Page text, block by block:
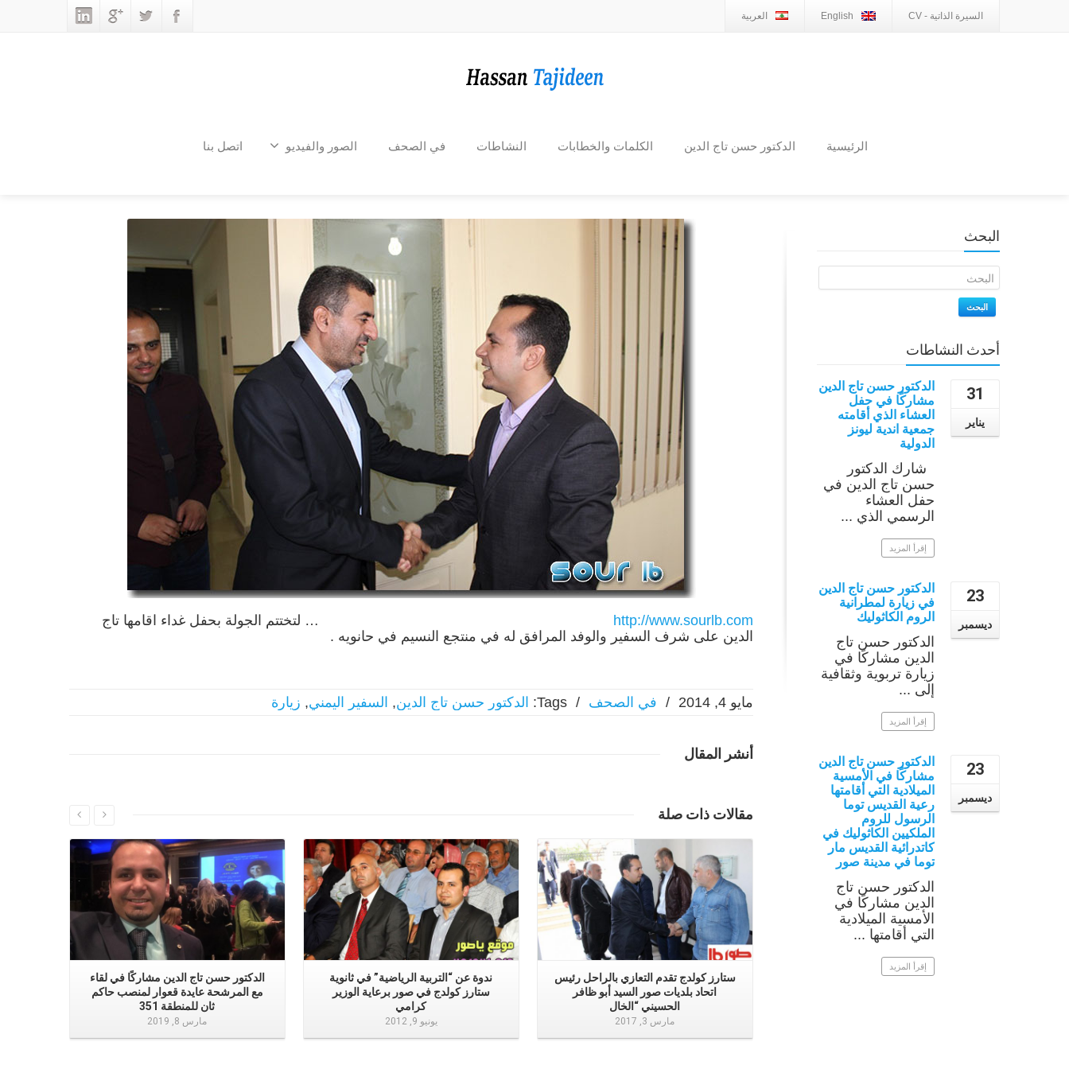
العربية English السيرة الذاتية - CV
الرئيسية الدكتور حسن تاج الدين الكلمات والخطابات النشاطات في الصحف الصور والفيديو اتصل بنا
http://www.sourlb.com … لتختتم الجولة بحفل غداء اقامها تاج
الدين على شرف السفير والوفد المرافق له في منتجع النسيم في حانويه .
مايو 4, 2014 / في الصحف /
Tags: الدكتور حسن تاج الدين, السفير اليمني, زيارة
أنشر المقال
مقالات ذات صلة
الدكتور حسن تاج الدين مشاركًا في لقاء
مع المرشحة عايدة قعوار لمنصب حاكم
ثان للمنطقة 351
مارس 8, 2019
ندوة عن “التربية الرياضية” في ثانوية
ستارز كولدج في صور برعاية الوزير
كرامي
يونيو 9, 2012
إقرأ المزيد
ستارز كولدج تقدم التعازي بالراحل رئيس
اتحاد بلديات صور السيد أبو ظافر
الحسيني “الخال
مارس 3, 2017
إقرأ المزيد
Sourlb تختتم دورتها الرياضة بمهرجان
البحث
البحث
أحدث النشاطات
31
يناير
الدكتور حسن تاج الدين
مشاركًا في حفل
العشاء الذي أقامته
جمعية اندية ليونز
الدولية
شارك الدكتور
حسن تاج الدين في
حفل العشاء
الرسمي الذي ...
إقرأ المزيد
23
ديسمبر
الدكتور حسن تاج الدين
في زيارة لمطرانية
الروم الكاثوليك
الدكتور حسن تاج
الدين مشاركًا في
زيارة تربوية وثقافية
إلى ...
إقرأ المزيد
23
ديسمبر
الدكتور حسن تاج الدين
مشاركًا في الأمسية
الميلادية التي أقامتها
رعية القديس توما
الرسول للروم
الملكيين الكاثوليك في
كاتدرائية القديس مار
توما في مدينة صور
الدكتور حسن تاج
الدين مشاركًا في
الأمسية الميلادية
التي أقامتها ...
إقرأ المزيد